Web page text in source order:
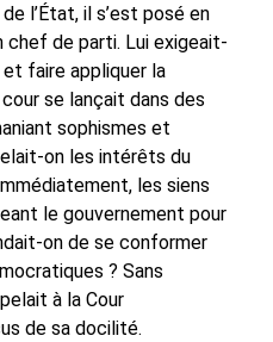
l’État, il s’est posé en
chef de parti. Lui exigeait-
faire appliquer la
se lançait dans des
sophismes et
on les intérêts du
les siens
le gouvernement pour
on de se conformer
? Sans
à la Cour
de sa docilité.